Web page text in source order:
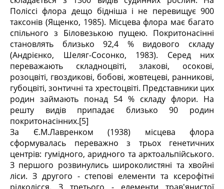
Поліссі флора дещо бідніша і не перевищує 900
таксонів (Ященко, 1985). Місцева флора має багато
спільного з Біловезькою пущею. Покритонасінні
становлять близько 92,4 % видового складу
(Андрієнко, Шеляг-Сосонко, 1983). Серед них
переважають складноцвіті, злакові, осокові,
розоцвіті, гвоздикові, бобові, жовтецеві, ранникові,
губоцвіті, зонтичні та хрестоцвіті. Представники цих
родин займають понад 54 % складу флори. На
решту видів припадає близько 90 родин
покритонасінних.[5]
За Є.М.Лавренком (1938) місцева флора
сформувалась переважно з трьох генетичних
центрів: гумідного, аридного та арктоальпійського.
З першого розвинулись широколистяні та хвойні
ліси. З другого - степові елементи та ксерофітні